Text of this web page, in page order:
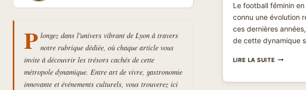
Le football féminin en
connu une évolution
ces dernières
de cette dynamique
LIRE LA SUITEÉQUIPE
P longez dans l'univers vibrant de Lyon à travers
notre rubrique dédiée, où chaque article vous
invite à découvrir les trésors cachés de cette
métropole dynamique. Entre art de vivre, gastronomie
innovante et événements culturels, vous trouverez ici